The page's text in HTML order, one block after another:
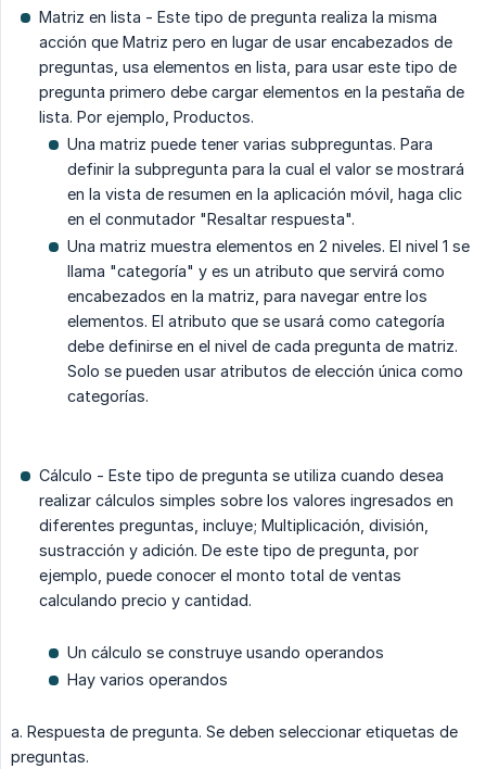
Matriz en lista - Este tipo de pregunta realiza la misma
acción que Matriz pero en lugar de usar encabezados de
preguntas, usa elementos en lista, para usar este tipo de
pregunta primero debe cargar elementos en la pestaña de
lista. Por ejemplo, Productos.
Una matriz puede tener varias subpreguntas. Para
definir la subpregunta para la cual el valor se mostrará
en la vista de resumen en la aplicación móvil, haga clic
en el conmutador "Resaltar respuesta".
Una matriz muestra elementos en 2 niveles. El nivel 1 se
llama "categoría" y es un atributo que servirá como
encabezados en la matriz, para navegar entre los
elementos. El atributo que se usará como categoría
debe definirse en el nivel de cada pregunta de matriz.
Solo se pueden usar atributos de elección única como
categorías.
Cálculo - Este tipo de pregunta se utiliza cuando desea
realizar cálculos simples sobre los valores ingresados en
diferentes preguntas, incluye; Multiplicación, división,
sustracción y adición. De este tipo de pregunta, por
ejemplo, puede conocer el monto total de ventas
calculando precio y cantidad.
Un cálculo se construye usando operandos
Hay varios operandos
a. Respuesta de pregunta. Se deben seleccionar etiquetas de
preguntas.